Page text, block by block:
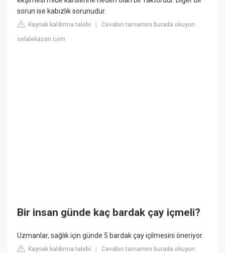
sorun ise kabızlık sorunudur.
Kaynak kaldırma talebi |Cevabın tamamını burada okuyun:
selalekazan.com
Bir insan günde kaç bardak çay içmeli?
Uzmanlar, sağlık için günde 5 bardak çay içilmesini öneriyor.
Kaynak kaldırma talebi |Cevabın tamamını burada okuyun: